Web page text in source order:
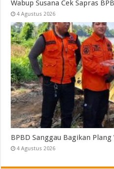
Wabup Susana Cek Sapras
4 Agustus 2026
BPBD Sanggau Bagikan Plang
4 Agustus 2026